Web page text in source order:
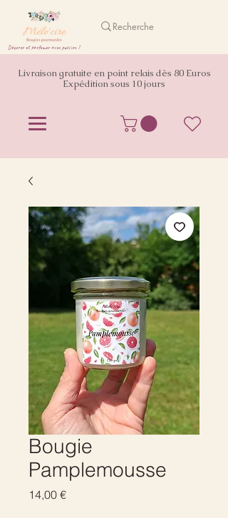
Livraison gratuite en point relais dès 80 Euros
Expédition sous 10 jours
Décorer et parfumer avec passion !
Bougie
Pamplemousse
14,00 €Prix